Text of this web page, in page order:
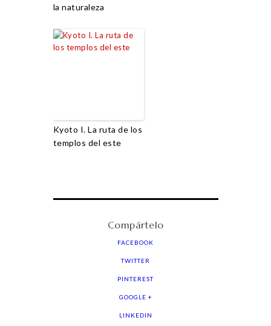
la naturaleza
Kyoto I. La ruta de los
templos del este
Compártelo
FACEBOOK
TWITTER
PINTEREST
GOOGLE +
LINKEDIN